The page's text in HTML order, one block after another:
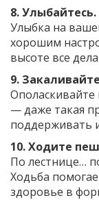
8. Улыбайтесь.
Улыбка на
хорошим
высоте все
9.
— даже такая
поддерживать
10. Ходите
По лестнице…
Ходьба
здоровье в